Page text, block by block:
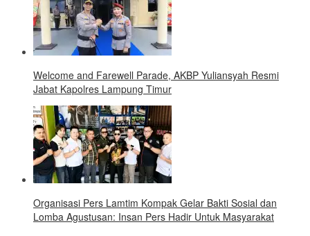
Welcome and Farewell Parade, AKBP Yuliansyah Resmi
Jabat Kapolres Lampung Timur
Organisasi Pers Lamtim Kompak Gelar Bakti Sosial dan
Lomba Agustusan: Insan Pers Hadir Untuk Masyarakat